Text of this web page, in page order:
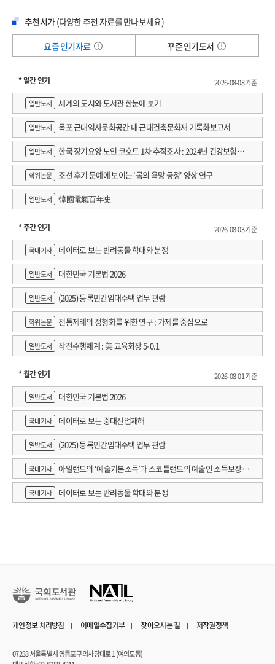
추천서가(다양한 추천 자료를 만나보세요)
요즘 인기자료
꾸준 인기도서
* 일간 인기
2026-08-08 기준
일반도서
세계의 도시와 도서관 한눈에 보기
일반도서 목포 근대역사문화공간 내 근대건축문화재 기록화보고서
일반도서
한국 장기요양 노인 코호트 1차 추적조사 : 2024년 건강보험연
구원 정규연구보고서
학위논문 조선 후기 문예에 보이는 '몸의 욕망 긍정' 양상 연구
일반도서 韓國電氣百年史
* 주간 인기
2026-08-03 기준
국내기사
데이터로 보는 반려동물 학대와 분쟁
일반도서 대한민국 기본법 2026
일반도서 (2025) 등록민간임대주택 업무 편람
학위논문 전통제례의 정형화를 위한 연구 : 가제를 중심으로
일반도서 작전수행체계 : 美 교육회장 5-0.1
* 월간 인기
2026-08-01 기준
일반도서
대한민국 기본법 2026
국내기사 데이터로 보는 중대산업재해
일반도서 (2025) 등록민간임대주택 업무 편람
국내기사
아일랜드의 ‘예술기본소득’과 스코틀랜드의 예술인 소득보장정
책 논의
국내기사 데이터로 보는 반려동물 학대와 분쟁
개인정보 처리방침 이메일수집거부 찾아오시는 길 저작권정책
07233 서울특별시 영등포구 의사당대로 1 (여의도동)